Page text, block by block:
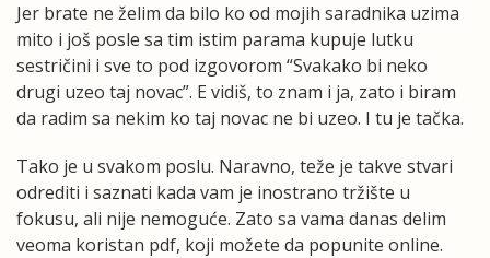
Jer brate ne želim da bilo ko od mojih saradnika uzima
mito i još posle sa tim istim parama kupuje lutku
sestričini i sve to pod izgovorom “Svakako bi neko
drugi uzeo taj novac”. E vidiš, to znam i ja, zato i biram
da radim sa nekim ko taj novac ne bi uzeo. I tu je tačka.
Tako je u svakom poslu. Naravno, teže je takve stvari
odrediti i saznati kada vam je inostrano tržište u
fokusu, ali nije nemoguće. Zato sa vama danas delim
veoma koristan pdf, koji možete da popunite online.